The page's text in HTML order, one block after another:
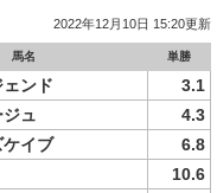
2022年12月10日 15:20更新
馬名 単勝
ンド
3.1
ュ
4.3
ケイブ
6.8
10.6